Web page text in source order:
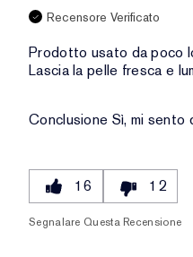
Recensore Verificato
Prodotto usato da poco
Lascia la pelle fresca e
Conclusione Sì, mi sento
16 12
Segnalare Questa Recensione